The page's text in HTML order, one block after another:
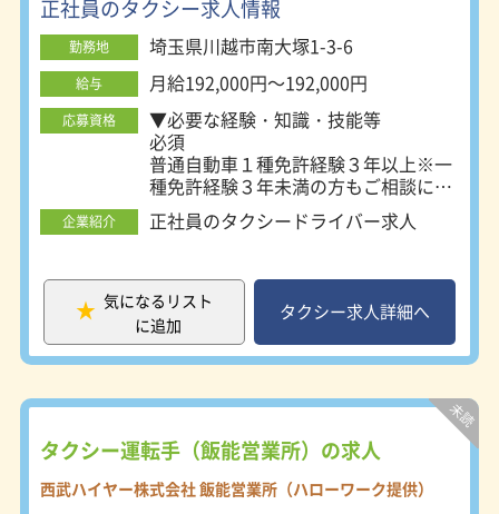
正社員のタクシー求人情報
勤務地 埼玉県川越市南大塚1-3-6
給与 月給192,000円～192,000円
応募資格
▼必要な経験・知識・技能等
必須
普通自動車１種免許経験３年以上※一
種免許経験３年未満の方もご相談に応
じます。
▼必要な免許・資格
あれば尚可
普通自動車運転免許
必須（ＡＴ限定可）
企業紹介 正社員のタクシードライバー求人
気になるリスト
に追加
タクシー求人詳細へ
タクシー運転手（飯能営業所）の求人
西武ハイヤー株式会社 飯能営業所（ハローワーク提供）